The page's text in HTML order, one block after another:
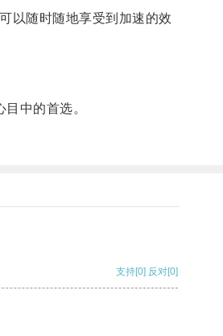
以随时随地享受到加速的效
中的首选。
支持[0] 反对[0]